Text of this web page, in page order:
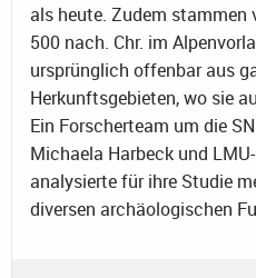
als heute. Zudem stammen
500 nach. Chr. im
ursprünglich offenbar aus
Herkunftsgebieten, wo sie
Ein Forscherteam um die
Michaela Harbeck und
analysierte für ihre Studie
diversen archäologischen